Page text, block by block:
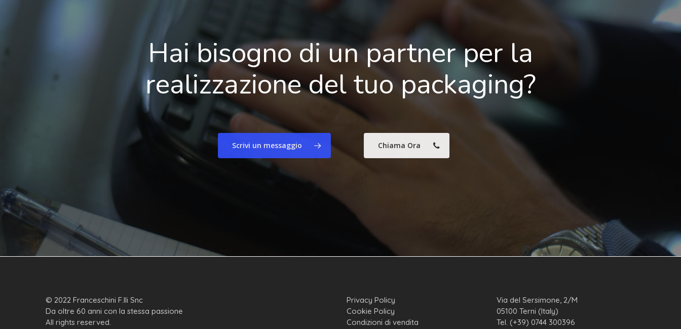
Hai bisogno di un partner per la
realizzazione del tuo packaging?
Scrivi un messaggio Chiama Ora
© 2022 Franceschini F.lli Snc
Da oltre 60 anni con la stessa passione
All rights reserved.
Privacy Policy
Cookie Policy
Condizioni di vendita
Via del Sersimone, 2/M
05100 Terni (Italy)
Tel. (+39) 0744 300396